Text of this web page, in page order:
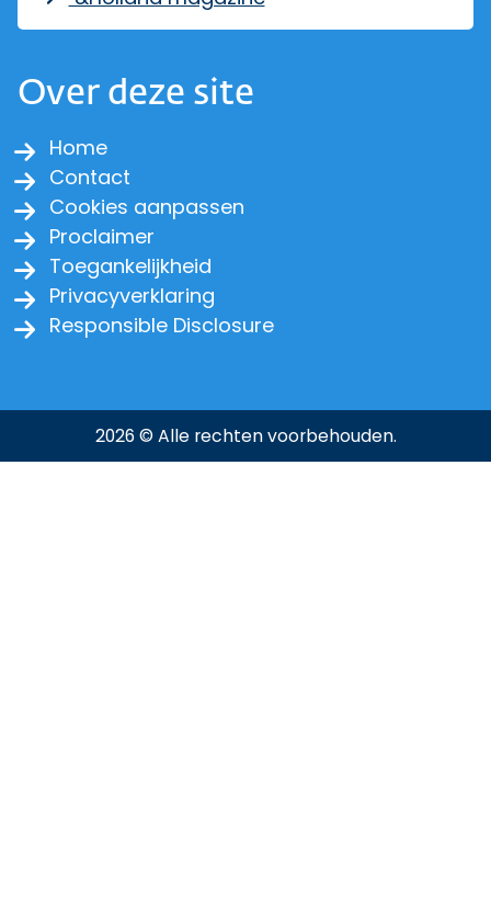
Over deze site
Home
Contact
Cookies aanpassen
Proclaimer
Toegankelijkheid
Privacyverklaring
Responsible Disclosure
2026 © Alle rechten voorbehouden.